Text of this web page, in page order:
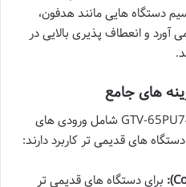
دستگاه هایی مانند هدفون،
آورد و انعطاف پذیری بالایی در
های جامع
علاوه بر پورت های ذکر شده، GTV-65PU742N شامل ورودی های
های قدیمی تر کاربرد دارند:
برای دستگاه های قدیمی تر